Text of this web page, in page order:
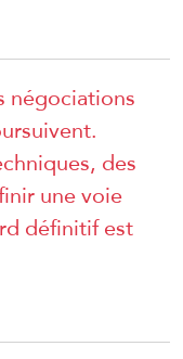
négociations
des
une voie
définitif est